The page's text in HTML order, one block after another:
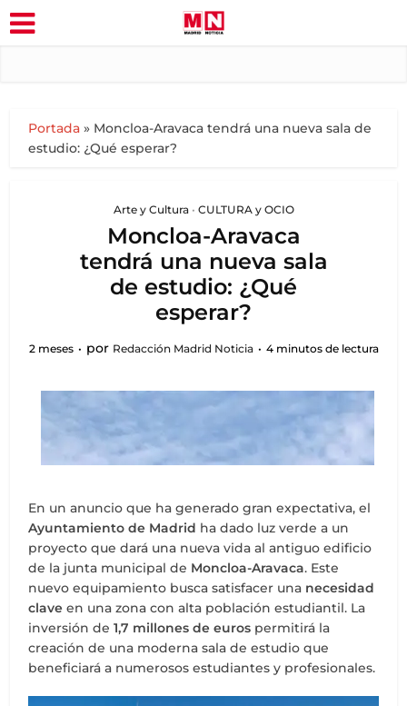
Portada » Moncloa-Aravaca tendrá una nueva sala de
estudio: ¿Qué esperar?
Arte y Cultura • CULTURA y OCIO
Moncloa-Aravaca
tendrá una nueva sala
de estudio: ¿Qué
esperar?
2 meses por Redacción Madrid Noticia 4 minutos de lectura
En un anuncio que ha generado gran expectativa, el
Ayuntamiento de Madrid ha dado luz verde a un
proyecto que dará una nueva vida al antiguo edificio
de la junta municipal de Moncloa-Aravaca. Este
nuevo equipamiento busca satisfacer una necesidad
clave en una zona con alta población estudiantil. La
inversión de1,7 millones de euros permitirá la
creación de una moderna sala de estudio que
beneficiará a numerosos estudiantes y profesionales.